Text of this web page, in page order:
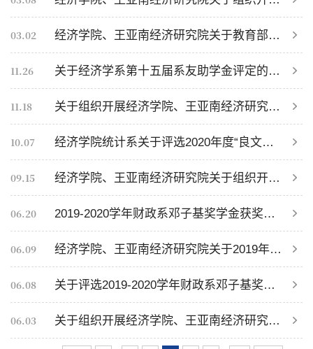
03.02 经济学院、王亚南经济研究院关于教育部2020年度台湾、港澳及华侨学生奖学金评审工作的通知
11.26 关于经济学系第十五届系友助学金评定的通知
11.18 关于组织开展经济学院、王亚南经济研究院2020年下半年荣誉称号评选工作的通知
10.07 经济学院统计系关于评选2020年度“良文奖学金”的通知
09.15 经济学院、王亚南经济研究院关于组织开展2020-2021年各项奖学金评奖工作的通知
06.20 2019-2020学年财政系邓子基奖学金获奖名单公示
06.09 经济学院、王亚南经济研究院关于2019年度福建省高校台湾学生奖学金评奖工作的通知
06.08 关于评选2019-2020学年财政系邓子基奖学金的通知
06.03 关于组织开展经济学院、王亚南经济研究院2019-2020学年毕业班个人荣誉称号评选工作的通知